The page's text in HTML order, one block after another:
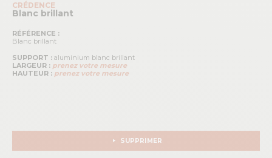
CRÉDENCE
Blanc brillant
RÉFÉRENCE :
Blanc brillant
SUPPORT : aluminium blanc brillant
LARGEUR : prenez votre mesure
HAUTEUR : prenez votre mesure
SUPPRIMER